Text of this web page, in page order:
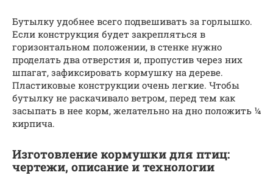
Бутылку удобнее всего подвешивать за горлышко.
Если конструкция будет закрепляться в
горизонтальном положении, в стенке нужно
проделать два отверстия и, пропустив через них
шпагат, зафиксировать кормушку на дереве.
Пластиковые конструкции очень легкие. Чтобы
бутылку не раскачивало ветром, перед тем как
засыпать в нее корм, желательно на дно положить ¼
кирпича.
Изготовление кормушки для птиц:
чертежи, описание и технологии